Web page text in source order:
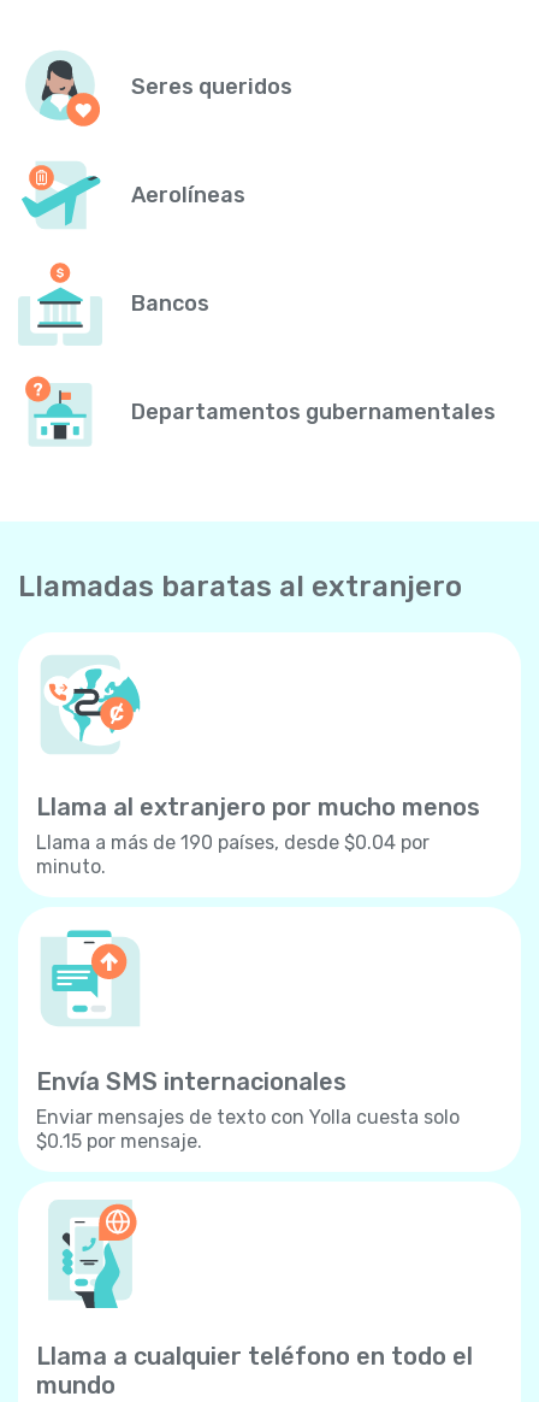
Seres queridos
Aerolíneas
Bancos
Departamentos gubernamentales
Llamadas baratas al extranjero
Llama al extranjero por mucho menos
Llama a más de 190 países, desde $0.04 por
minuto.
Envía SMS internacionales
Enviar mensajes de texto con Yolla cuesta solo
$0.15 por mensaje.
Llama a cualquier teléfono en todo el
mundo